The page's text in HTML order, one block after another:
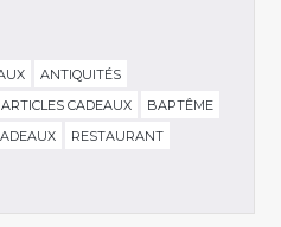
ANTIQUITÉS
ARTICLES CADEAUX
BAPTÊME
RESTAURANT